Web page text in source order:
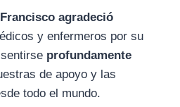
Francisco agradeció
y enfermeros por su
profundamente
de apoyo y las
todo el mundo.